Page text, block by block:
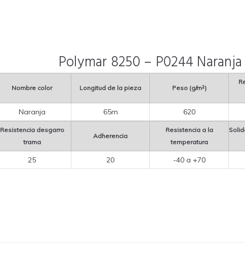
Polymar 8250 – P0244 Naranja
Nombre color Longitud de la pieza Peso (g/m²)
Naranja 65m 620
Resistencia desgarro
trama
Adherencia
Resistencia a la
temperatura
25 20 -40 a +70